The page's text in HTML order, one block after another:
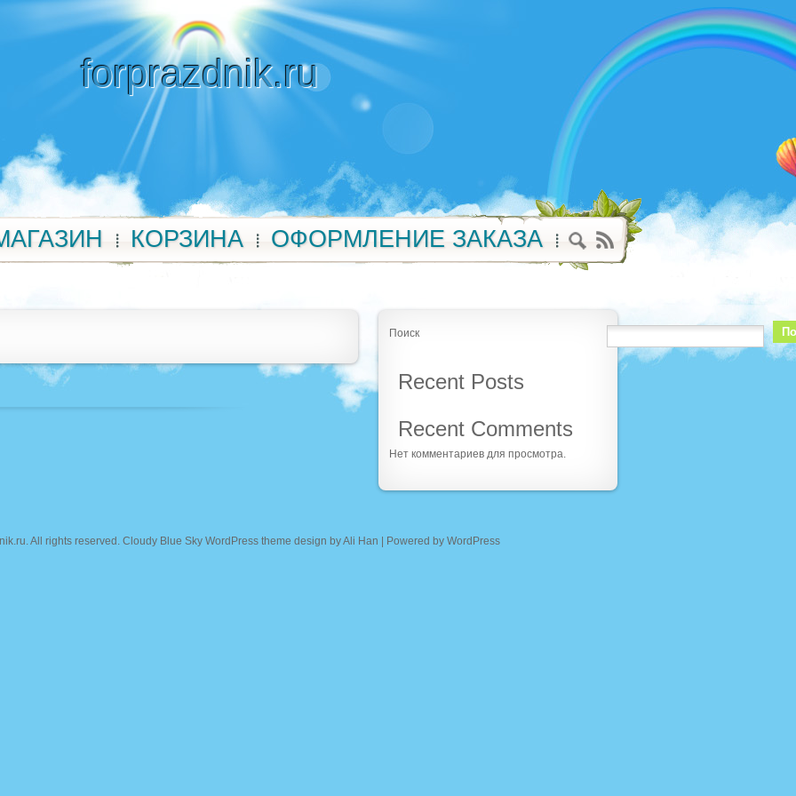
forprazdnik.ru
КОРЗИНА ОФОРМЛЕНИЕ ЗАКАЗА
Поиск
Recent Posts
Recent Comments
Нет комментариев для просмотра.
. All rights reserved. Cloudy Blue Sky WordPress theme design byAli Han | Powered by WordPress